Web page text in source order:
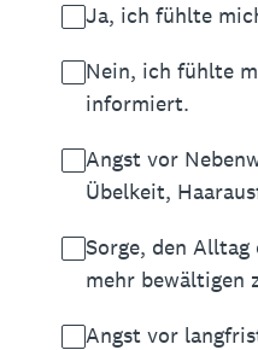
Ja, ich fühlte
Nein, ich fühlte
informiert.
Angst vor
Übelkeit,
Sorge, den
mehr bewältigen
Angst vor